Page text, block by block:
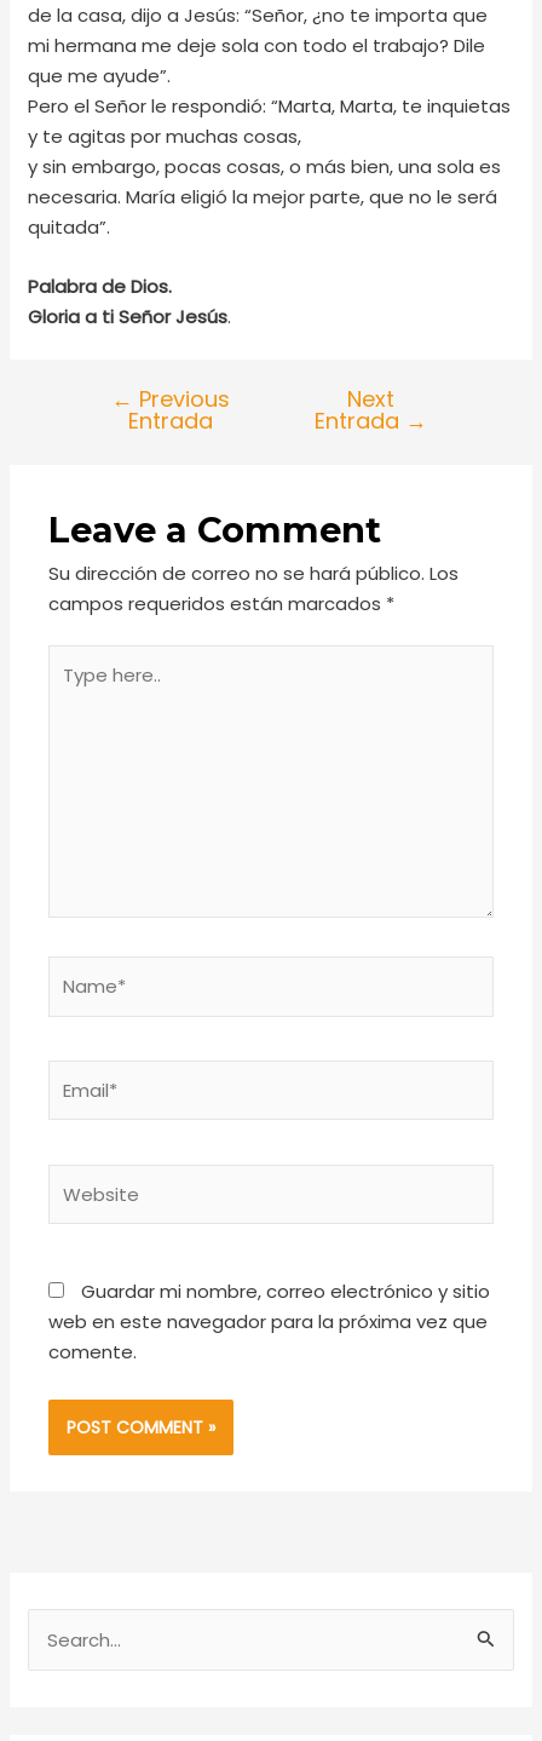
de la casa, dijo a Jesús: “Señor, ¿no te importa que
mi hermana me deje sola con todo el trabajo? Dile
que me ayude”.
Pero el Señor le respondió: “Marta, Marta, te inquietas
y te agitas por muchas cosas,
y sin embargo, pocas cosas, o más bien, una sola es
necesaria. María eligió la mejor parte, que no le será
quitada”.
Palabra de Dios.
Gloria a ti Señor Jesús.
← Previous
Entrada
Next
Entrada →
Leave a Comment
Su dirección de correo no se hará público. Los
campos requeridos están marcados *
here..
Guardar mi nombre, correo electrónico y sitio
web en este navegador para la próxima vez que
comente.